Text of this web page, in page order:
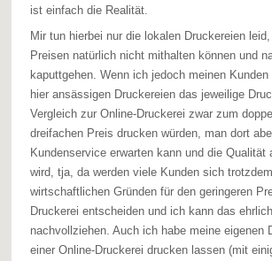
ist einfach die Realität.
Mir tun hierbei nur die lokalen Druckereien
Preisen natürlich nicht mithalten können und
kaputtgehen. Wenn ich jedoch meinen
hier ansässigen Druckereien das jeweilige
Vergleich zur Online-Druckerei zwar zum
dreifachen Preis drucken würden, man dort
Kundenservice erwarten kann und die Qualität
wird, tja, da werden viele Kunden sich
wirtschaftlichen Gründen für den geringeren
Druckerei entscheiden und ich kann das
nachvollziehen. Auch ich habe meine eigenen
einer Online-Druckerei drucken lassen (mit